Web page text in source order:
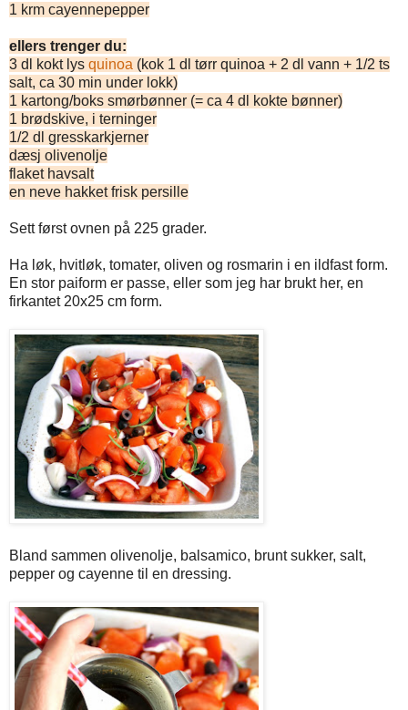
1 krm cayennepepper
ellers trenger du:
3 dl kokt lys quinoa (kok 1 dl tørr quinoa + 2 dl vann + 1/2 ts
salt, ca 30 min under lokk)
1 kartong/boks smørbønner (= ca 4 dl kokte bønner)
1 brødskive, i terninger
1/2 dl gresskarkjerner
dæsj olivenolje
flaket havsalt
en neve hakket frisk persille
Sett først ovnen på 225 grader.
Ha løk, hvitløk, tomater, oliven og rosmarin i en ildfast form.
En stor paiform er passe, eller som jeg har brukt her, en
firkantet 20x25 cm form.
Bland sammen olivenolje, balsamico, brunt sukker, salt,
pepper og cayenne til en dressing.